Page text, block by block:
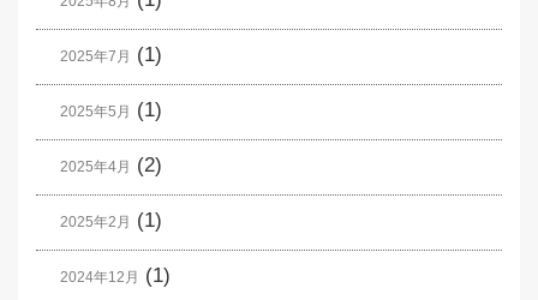
2025年7月 (1)
2025年5月 (1)
2025年4月 (2)
2025年2月 (1)
2024年12月 (1)